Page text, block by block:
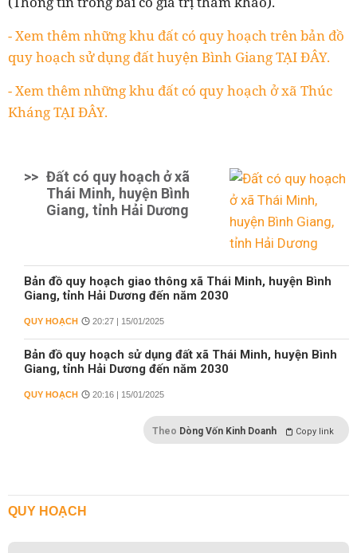
- Xem thêm những khu đất có quy hoạch trên bản đồ
quy hoạch sử dụng đất huyện Bình Giang TẠI ĐÂY.
- Xem thêm những khu đất có quy hoạch ở xã Thúc
Kháng TẠI ĐÂY.
>> Đất có quy hoạch ở xã
Thái Minh, huyện Bình
Giang, tỉnh Hải Dương
Bản đồ quy hoạch giao thông xã Thái Minh, huyện Bình
Giang, tỉnh Hải Dương đến năm 2030
QUY HOẠCH 20:27 | 15/01/2025
Bản đồ quy hoạch sử dụng đất xã Thái Minh, huyện Bình
Giang, tỉnh Hải Dương đến năm 2030
QUY HOẠCH 20:16 | 15/01/2025
Theo Dòng Vốn Kinh Doanh Copy link
QUY HOẠCH